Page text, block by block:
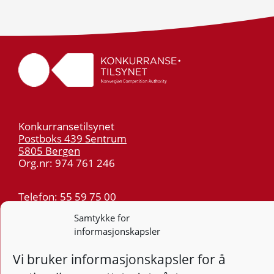
Samtykke for
informasjonskapsler
Vi bruker informasjonskapsler for å
Konkurransetilsynet
Postboks 439 Sentrum
5805 Bergen
Org.nr: 974 761 246
Telefon: 55 59 75 00
Nyhetsvarsel >>
Personvern